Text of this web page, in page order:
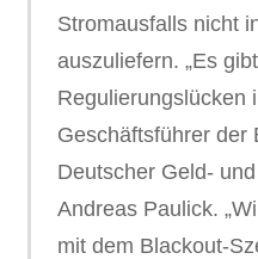
Stromausfalls nicht
auszuliefern. „Es
Regulierungslücken
Geschäftsführer der
Deutscher Geld-
Andreas Paulick.
mit dem Blackout-